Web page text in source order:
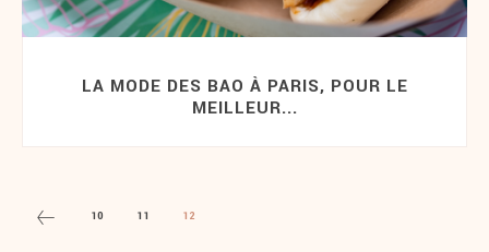
LA MODE DES BAO À PARIS, POUR LE
MEILLEUR...
10 11 12